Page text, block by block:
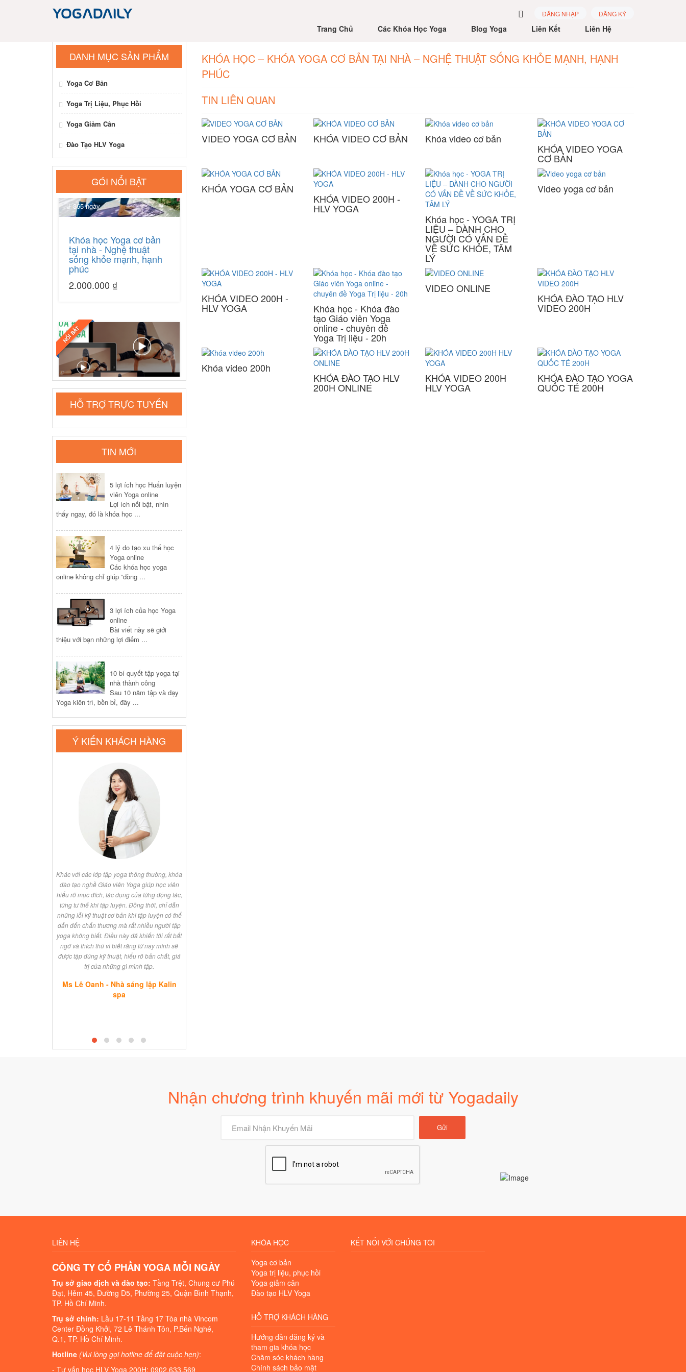
ĐĂNG NHẬP ĐĂNG KÝ
Trang Chủ Các Khóa Học Yoga Blog Yoga Liên Kết Liên Hệ
DANH MỤC SẢN PHẨM
Yoga Cơ Bản
Yoga Trị Liệu, Phục Hồi
Yoga Giảm Cân
Đào Tạo HLV Yoga
GÓI NỔI BẬT
365 ngày
tại nhà - Nghệ thuật
sống khỏe mạnh, hạnh
phúc
2.000.000 ₫
NỔI BẬT
365 ngày
Khóa học Huấn luyện
viên Yoga online 200h
24.000.000 ₫40.000.000
₫
NỔI BẬT
365 ngày
Khóa học Yoga cơ bản
tại nhà - Nghệ thuật
sống khỏe mạnh, hạnh
phúc
2.000.000 ₫
NỔI BẬT
365 ngày
viên Yoga online 200h
24.000.000 ₫40.000.000
₫
HỖ TRỢ TRỰC TUYẾN
TIN MỚI
5 lợi ích học Huấn luyện
viên Yoga online
Lợi ích nổi bật, nhìn
thấy ngay, đó là khóa học ...
4 lý do tạo xu thế học
Yoga online
Các khóa học yoga
online không chỉ giúp “dòng ...
3 lợi ích của học Yoga
online
Bài viết này sẽ giới
thiệu với bạn những lợi điểm ...
10 bí quyết tập yoga tại
nhà thành công
Sau 10 năm tập và dạy
Yoga kiên trì, bền bỉ, đây ...
Ý KIẾN KHÁCH HÀNG
Khác với các lớp tập yoga thông thường, khóa
đào tạo nghề Giáo viên Yoga giúp học viên
hiểu rõ mục đích, tác dụng của từng động tác,
từng tư thế khi tập luyện. Đồng thời, chỉ dẫn
những lỗi kỹ thuật cơ bản khi tập luyện có thể
dẫn đến chấn thương mà rất nhiều người tập
yoga không biết. Điều này đã khiến tôi rất bất
ngờ và thích thú vì biết rằng từ nay mình sẽ
được tập đúng kỹ thuật, hiểu rõ bản chất, giá
trị của những gì mình tập.
Ms Lê Oanh - Nhà sáng lập Kalin
spa
KHÓA HỌC – KHÓA YOGA CƠ BẢN TẠI NHÀ – NGHỆ THUẬT SỐNG KHỎE MẠNH, HẠNH
PHÚC
TIN LIÊN QUAN
VIDEO YOGA CƠ BẢN KHÓA VIDEO CƠ BẢN Khóa video cơ bản
KHÓA VIDEO YOGA
CƠ BẢN
KHÓA YOGA CƠ BẢN
KHÓA VIDEO 200H -
HLV YOGA
Khóa học - YOGA TRỊ
LIỆU – DÀNH CHO
NGƯỜI CÓ VẤN ĐỀ
VỀ SỨC KHỎE, TÂM
LÝ
Video yoga cơ bản
KHÓA VIDEO 200H -
HLV YOGA Khóa học - Khóa đào
tạo Giáo viên Yoga
online - chuyên đề
Yoga Trị liệu - 20h
VIDEO ONLINE
KHÓA ĐÀO TẠO HLV
VIDEO 200H
Khóa video 200h
KHÓA ĐÀO TẠO HLV
200H ONLINE
KHÓA VIDEO 200H
HLV YOGA
KHÓA ĐÀO TẠO YOGA
QUỐC TÉ 200H
Nhận chương trình khuyến mãi mới từ Yogadaily
Gửi
LIÊN HỆ
CÔNG TY CỔ PHẦN YOGA MỖI NGÀY
Trụ sở giao dịch và đào tạo: Tầng Trệt, Chung cư Phú
Đạt, Hẻm 45, Đường D5, Phường 25, Quận Bình Thạnh,
TP. Hồ Chí Minh.
Trụ sở chính: Lầu 17-11 Tầng 17 Tòa nhà Vincom
Center Đồng Khởi, 72 Lê Thánh Tôn, P.Bến Nghé,
Q.1, TP. Hồ Chí Minh.
Hotline (Vui lòng gọi hotline để đặt cuộc hẹn):
- Tư vấn học HLV Yoga 200H: 0902.633.569
KHÓA HỌC
Yoga cơ bản
Yoga trị liệu, phục hồi
Yoga giảm cân
Đào tạo HLV Yoga
HỖ TRỢ KHÁCH HÀNG
Hướng dẫn đăng ký và
tham gia khóa học
Chăm sóc khách hàng
Chính sách bảo mật
KẾT NỐI VỚI CHÚNG TÔI